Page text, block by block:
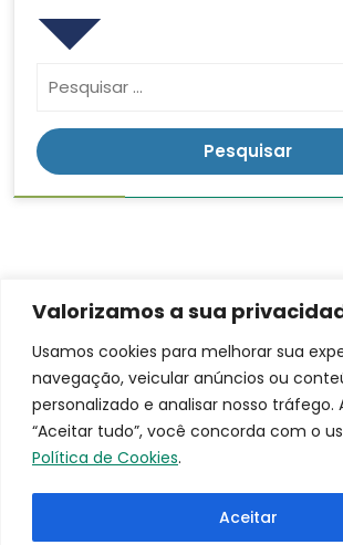
Valorizamos a sua
Usamos cookies para melhorar sua
navegação, veicular anúncios ou
personalizado e analisar nosso tráfego.
“Aceitar tudo”, você concorda com o
Política de Cookies.
Aceitar
Contato
(16)
3953-
9100
Rua:
Ananias da
Costa
Centro
Cidade: